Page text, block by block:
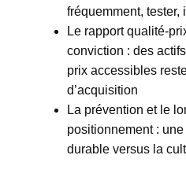
fréquemment, tester,
Le rapport qualité-
conviction : des
prix accessibles
d’acquisition
La prévention et le
positionnement :
durable versus la